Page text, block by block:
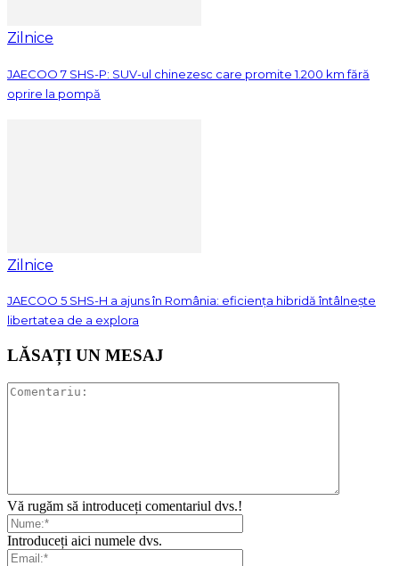
Zilnice
JAECOO 7 SHS-P: SUV-ul chinezesc care promite 1.200 km fără
oprire la pompă
Zilnice
JAECOO 5 SHS-H a ajuns în România: eficiența hibridă întâlnește
libertatea de a explora
LĂSAȚI UN MESAJ
Vă rugăm să introduceți comentariul dvs.!
Introduceți aici numele dvs.